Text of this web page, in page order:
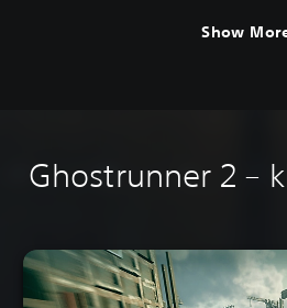
Show
Ghostrunner 2 –